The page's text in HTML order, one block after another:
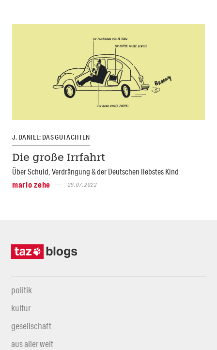
J. DANIEL: DAS GUTACHTEN
Die große Irrfahrt
Über Schuld, Verdrängung & der Deutschen liebstes Kind
mario zehe
29.07.2022
politik
kultur
gesellschaft
aus aller welt